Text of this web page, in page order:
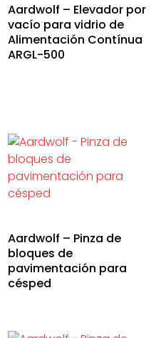
Aardwolf – Elevador por
vacío para vidrio de
Alimentación Contínua
ARGL-500
Aardwolf – Pinza de
bloques de
pavimentación para
césped